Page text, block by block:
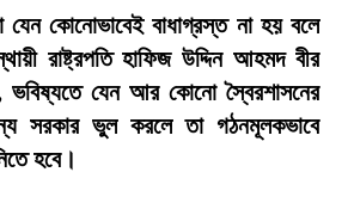
যেন কোনোভাবেই বাধাগ্রস্ত না হয় বলে
রাষ্ট্রপতি হাফিজ উদ্দিন আহমদ বীর
ভবিষ্যতে যেন আর কোনো স্বৈরশাসনের
সরকার ভুল করলে তা গঠনমূলকভাবে
হবে।